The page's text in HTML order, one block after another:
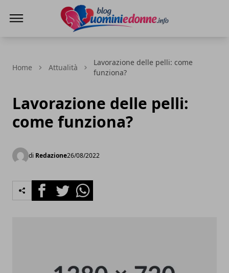
Home Attualità
Lavorazione delle pelli: come
funziona?
Lavorazione delle pelli:
come funziona?
di Redazione26/08/2022
FacebookTwitterWhatsapp